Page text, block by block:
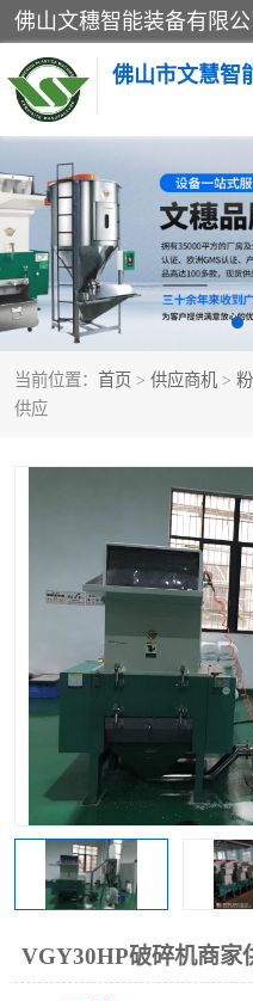
佛山市文慧智
当前位置： 首页 > 供应商机 >
供应
VGY30HP破碎机商家
粉碎回收系列
塑料破碎机
三机一体除湿干燥机
塑料混色机
三机一体除湿机